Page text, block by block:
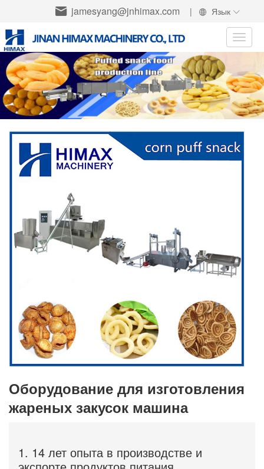
jamesyang@jnhimax.com | Язык
Toggle
Оборудование для изготовления
жареных закусок машина
1. 14 лет опыта в производстве и